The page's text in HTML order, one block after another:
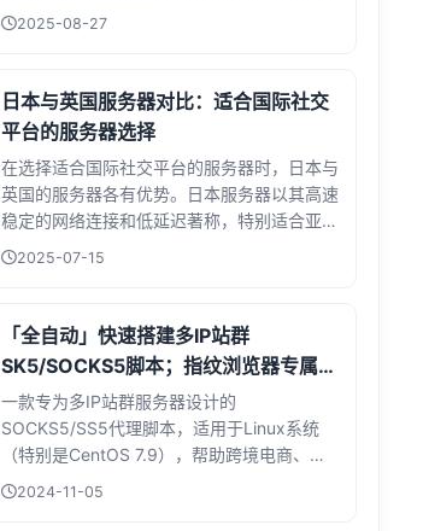
擎排名和用户访问量。通过关键词优化、内容
率。此外，文章还分享了实际操作中的技巧和
注意事项，帮助读者更好地理解和应用这些策
略。无论是企业还是个人站长，都能从中获得
实用的SEO优化建议，提升网站的用户参与度
和转化率。
2025-08-27
日本与英国服务器对比：适合国际社交
平台的服务器选择
在选择适合国际社交平台的服务器时，日本与
英国的服务器各有优势。日本服务器以其高速
稳定的网络连接和低延迟著称，特别适合亚洲
用户群体，能够提供流畅的社交体验。而英国
选。本文详细对比了两国服务器在性能、成
本、数据隐私法规等方面的差异，帮助企业和
开发者根据目标用户群体和业务需求做出明智
选择。无论你是初创公司还是大型社交平台，
这篇文章都将为你提供有价值的参考，助你找
到最适合的服务器解决方案。
2025-07-15
「全自动」快速搭建多IP站群
SK5/SOCKS5脚本；指纹浏览器专属纯
净IP搭建
一款专为多IP站群服务器设计的
SOCKS5/SS5代理脚本，适用于Linux系统
（特别是CentOS 7.9），帮助跨境电商、海
外抖音（TikTok）运营、空投任务和社交平
2024-11-05